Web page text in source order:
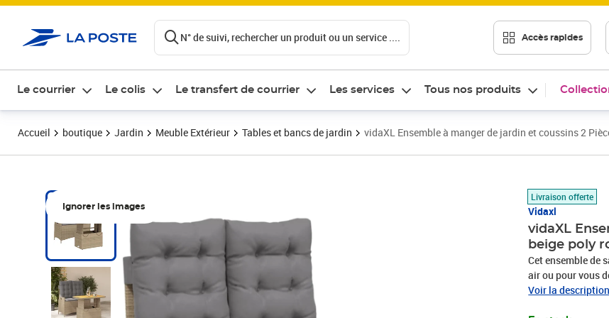
N° de suivi, rechercher un produit ou un service .... Accès rapides
Le courrier Le colis Le transfert de courrier Les services Tous nos produits
Accueil boutique Jardin Meuble Extérieur Tables et bancs de jardin vidaXL Ensemble à manger de jardin et coussins 2
Ignorer les images
Livraison offerte
Vidaxl
vidaXL
beige poly
Cet ensemble de
air ou pour vous
Matériau durable
Voir la description
Prix 186,99€